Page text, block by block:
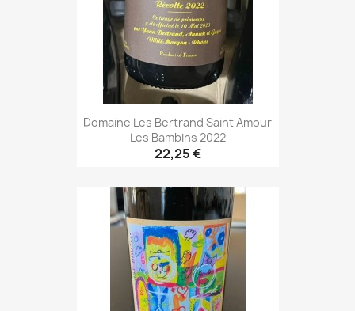
Domaine Les Bertrand Saint Amour
Les Bambins 2022
22,25 €